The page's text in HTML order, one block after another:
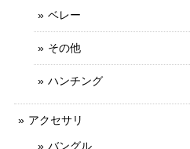
ベレー
その他
ハンチング
アクセサリ
バングル